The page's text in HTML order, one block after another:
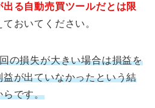
る自動売買ツールだとは限
おいてください。
の損失が大きい場合は損益を
が出ていなかったという結
らです。